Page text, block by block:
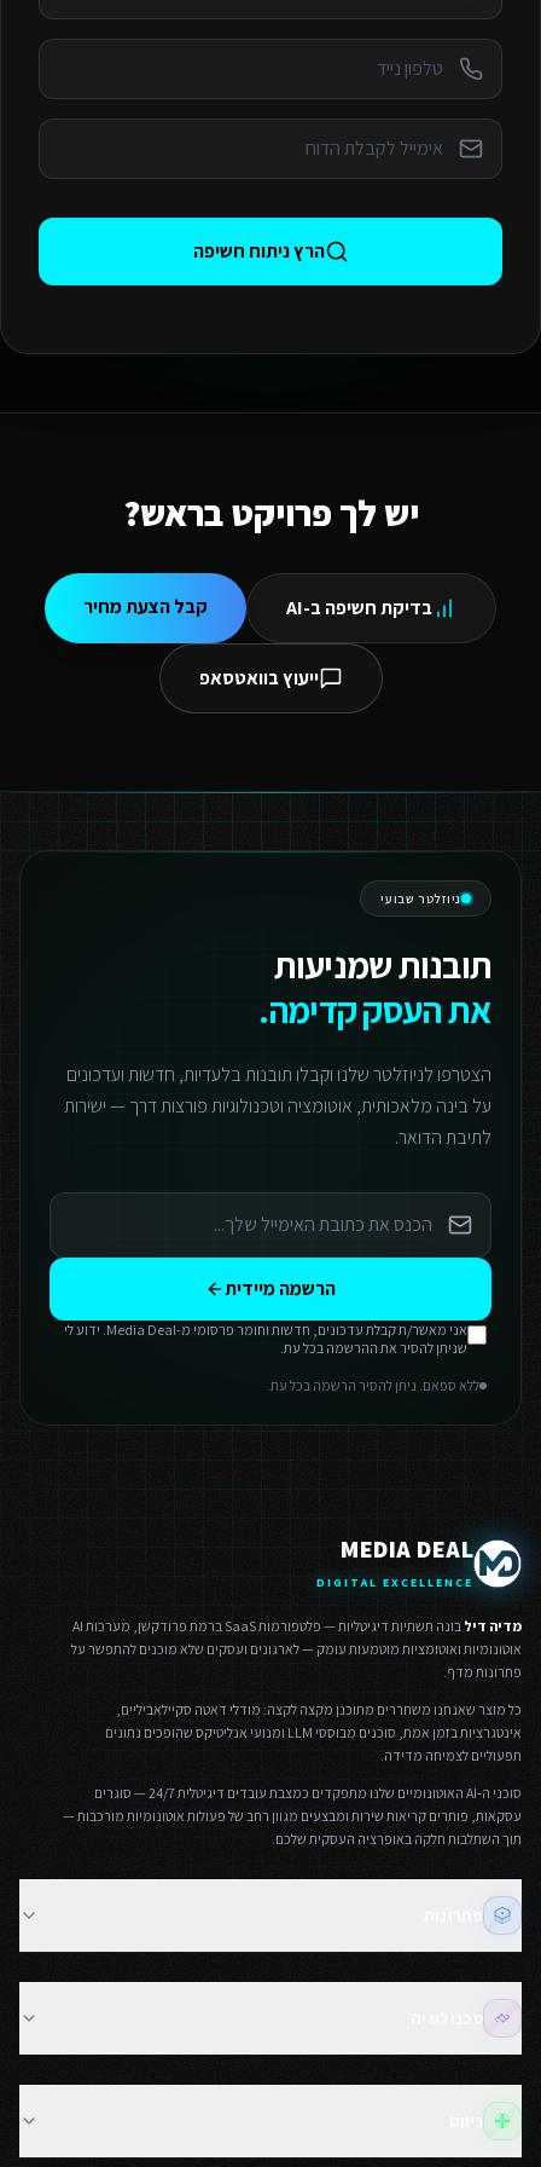
הרץ ניתוח חשיפה
יש לך פרויקטבראש?
בדיקת חשיפה ב-AI קבל הצעת מחיר
ייעוץ בוואטסאפ
ניוזלטר שבועי
תובנות שמניעות
את העסק קדימה.
הצטרפו לניוזלטר שלנו וקבלו תובנות בלעדיות, חדשות ועדכונים
על בינה מלאכותית, אוטומציה וטכנולוגיות פורצות דרך — ישירות
לתיבת הדואר.
הרשמה מיידית
אני מאשר/ת קבלת עדכונים, חדשות וחומר פרסומי מ-Media Deal. ידוע לי
שניתן להסיר את ההרשמה בכל עת.
ללא ספאם. ניתן להסיר הרשמה בכל עת.
MEDIA DEAL
DIGITAL EXCELLENCE
מדיה דיל
בונה תשתיות דיגיטליות — פלטפורמות SaaS ברמת פרודקשן, מערכות AI
אוטונומיות ואוטומציות מוטמעות עומק — לארגונים ועסקים שלא מוכנים להתפשר על
פתרונות מדף.
כל מוצר שאנחנו משחררים מתוכנן מקצה לקצה: מודלי דאטה סקיילאביליים,
אינטגרציות בזמן אמת, סוכנים מבוססי LLM ומנועי אנליטיקס שהופכים נתונים
תפעוליים לצמיחה מדידה.
סוכני ה-AI האוטונומיים שלנו מתפקדים כמצבת עובדים דיגיטלית 24/7 — סוגרים
עסקאות, פותרים קריאות שירות ומבצעים מגוון רחב של פעולות אוטונומיות מורכבות —
תוך השתלבות חלקה באופרציה העסקית שלכם.
חנויות אונליין ומסחר אלקטרוני
פיתוח מערכות SaaS ו-CRM
פתרונות בינה מלאכותית AI
לוח גיוס סוכני AI לעסקים
פיתוח React ו-Next.js
פיתוח Node.js ו-Deno